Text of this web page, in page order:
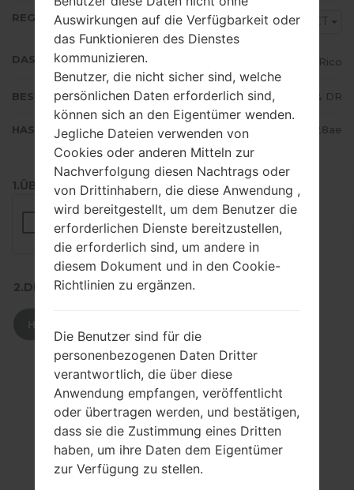
REGION PCT
DAS LAND Puerto Rico
BESCHREIBUNG Claro PR & DR
HASH 56423f6da15188ee468410d8f1b28ae
1.ÜBERPRÜFEN SIE AUF RECAPTCHA
2.DRÜCKEN SIE ZUM HERUNTERLADEN
Auswirkungen auf die Verfügbarkeit oder
das Funktionieren des Dienstes
kommunizieren.
Benutzer, die nicht sicher sind, welche
persönlichen Daten erforderlich sind,
können sich an den Eigentümer wenden.
Jegliche Dateien verwenden von
Cookies oder anderen Mitteln zur
Nachverfolgung diesen Nachtrags oder
von Drittinhabern, die diese Anwendung ,
wird bereitgestellt, um dem Benutzer die
erforderlichen Dienste bereitzustellen,
die erforderlich sind, um andere in
diesem Dokument und in den Cookie-
Richtlinien zu ergänzen.
Die Benutzer sind für die
personenbezogenen Daten Dritter
verantwortlich, die über diese
Anwendung empfangen, veröffentlicht
oder übertragen werden, und bestätigen,
dass sie die Zustimmung eines Dritten
haben, um ihre Daten dem Eigentümer
zur Verfügung zu stellen.